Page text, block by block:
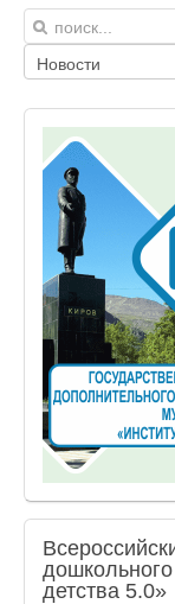
детства 5.0»